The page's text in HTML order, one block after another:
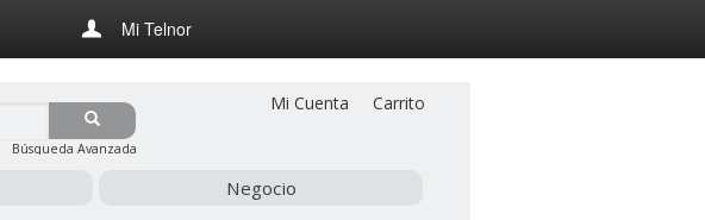
Mi Telnor
Mi Cuenta Carrito
Búsqueda Avanzada
Negocio